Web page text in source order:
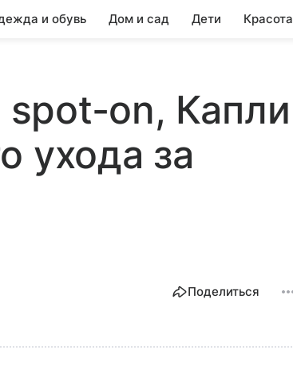
и обувь Дом и сад Дети Красота
spot-on, Капли
ухода за
Поделиться